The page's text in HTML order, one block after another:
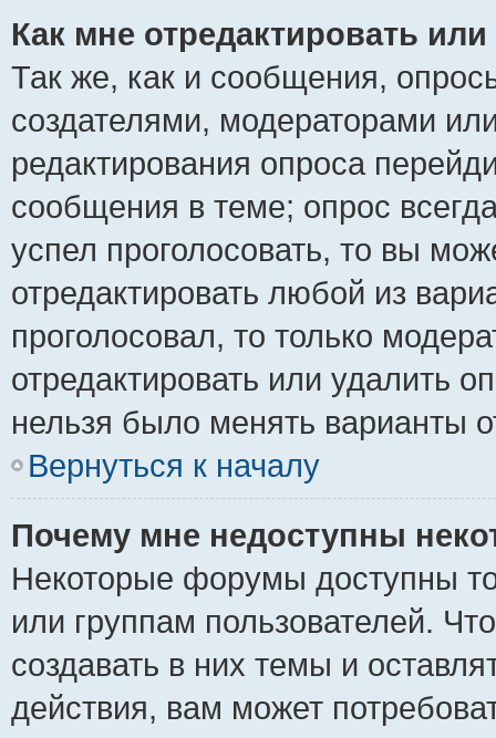
Как мне отредактировать
Так же, как и сообщения,
создателями, модераторами
редактирования опроса
сообщения в теме; опрос
успел проголосовать, то вы
отредактировать любой из
проголосовал, то только
отредактировать или удалить
нельзя было менять варианты
Вернуться к началу
Почему мне недоступны
Некоторые форумы доступны
или группам пользователей.
создавать в них темы и
действия, вам может